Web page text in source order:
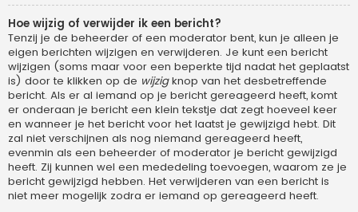
Hoe wijzig of verwijder ik een bericht?
Tenzij je de beheerder of een moderator bent, kun je alleen je
eigen berichten wijzigen en verwijderen. Je kunt een bericht
wijzigen (soms maar voor een beperkte tijd nadat het geplaatst
is) door te klikken op de wijzigknop van het desbetreffende
bericht. Als er al iemand op je bericht gereageerd heeft, komt
er onderaan je bericht een klein tekstje dat zegt hoeveel keer
en wanneer je het bericht voor het laatst je gewijzigd hebt. Dit
zal niet verschijnen als nog niemand gereageerd heeft,
evenmin als een beheerder of moderator je bericht gewijzigd
heeft. Zij kunnen wel een mededeling toevoegen, waarom ze je
bericht gewijzigd hebben. Het verwijderen van een bericht is
niet meer mogelijk zodra er iemand op gereageerd heeft.